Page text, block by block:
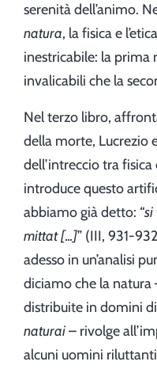
serenità dell’animo.
natura, la fisica e
inestricabile: la prima
invalicabili che la
Nel terzo libro,
della morte, Lucrezio
dell’intreccio tra
introduce questo
abbiamo già detto: “si
mittat [...]” (III, 931-
adesso in un’analisi
diciamo che la natura
distribuite in domini
naturai– rivolge
alcuni uomini